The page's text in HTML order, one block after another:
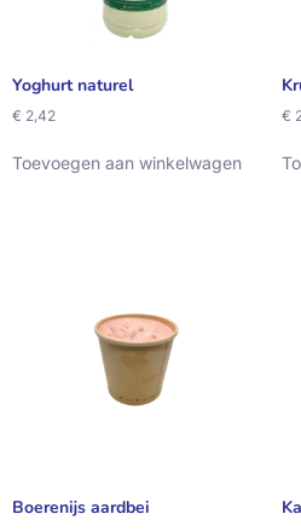
Yoghurt naturel
€ 2,42
Toevoegen aan winkelwagen
€
Boerenijs aardbei